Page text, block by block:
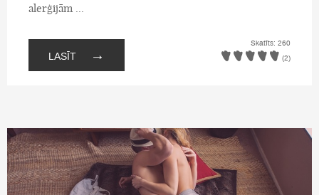
alerģijām ...
LASĪT →
Skatīts: 260
(2)